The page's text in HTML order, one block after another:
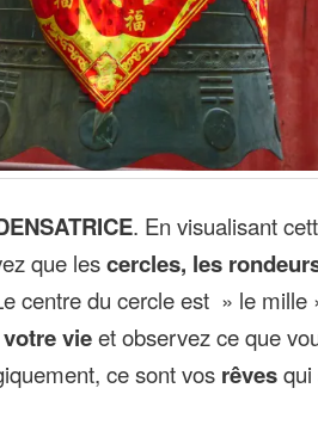
. En visualisant
que lescercles, les
centre du cercle est » le mille
vieet observez ce que
ce sont vos rêvesqui